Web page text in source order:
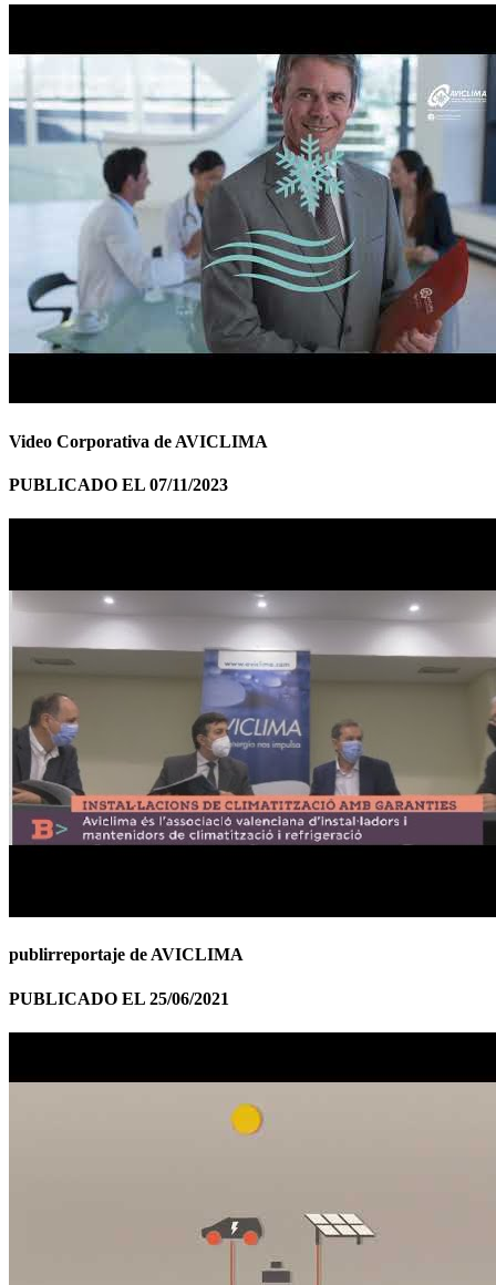
Video Corporativa de AVICLIMA
PUBLICADO EL 07/11/2023
publirreportaje de AVICLIMA
PUBLICADO EL 25/06/2021